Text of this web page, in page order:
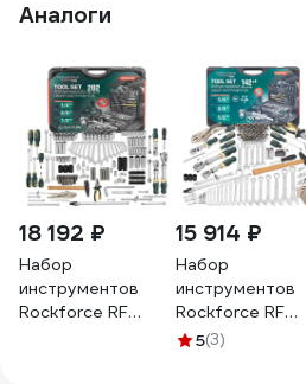
Аналоги
18 192 ₽
Набор
инструментов
Rockforce RF
15 914 ₽
Набор
инструментов
Rockforce RF
LIGHT-41421-5L
5(3)